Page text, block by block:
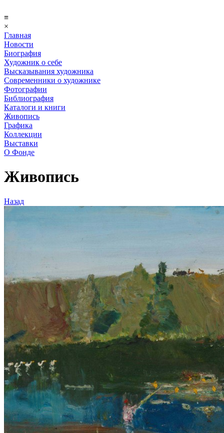
≡
×
Главная
Новости
Биография
Художник о себе
Выcказывания художника
Современники о художнике
Фотографии
Библиография
Каталоги и книги
Живопись
Графика
Коллекции
Выставки
О Фонде
Живопись
Назад